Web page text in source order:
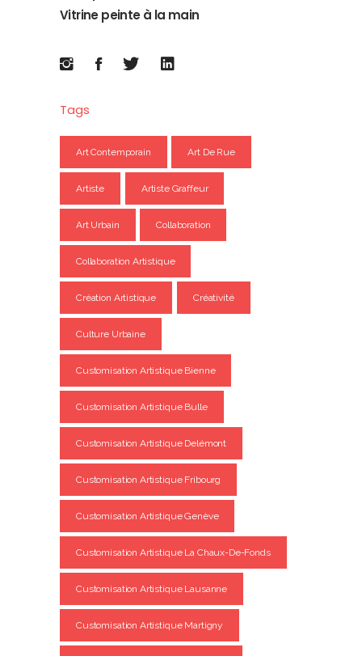
Vitrine peinte à la main
Tags
Art Contemporain Art De Rue
Artiste Artiste Graffeur
Art Urbain Collaboration
Collaboration Artistique
Création Artistique Créativité
Culture Urbaine
Customisation Artistique Bienne
Customisation Artistique Bulle
Customisation Artistique Delémont
Customisation Artistique Fribourg
Customisation Artistique Genève
Customisation Artistique La Chaux-De-Fonds
Customisation Artistique Lausanne
Customisation Artistique Martigny